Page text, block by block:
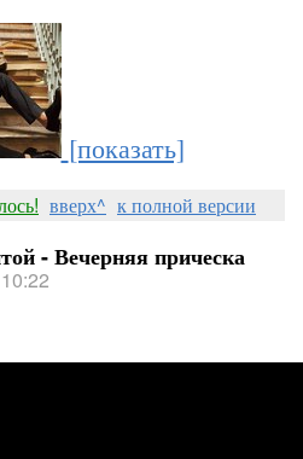
[показать]
вверх^ к полной версии
- Вечерняя прическа